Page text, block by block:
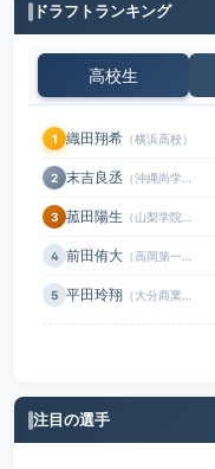
ドラフトランキング
高校生
1 織田翔希 （横浜高校）
2 末吉良丞
3 菰田陽生
4 前田侑大
5 平田玲翔
注目の選手